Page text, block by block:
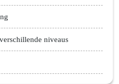
niveaus